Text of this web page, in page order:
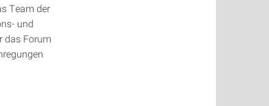
Team der
und
das Forum